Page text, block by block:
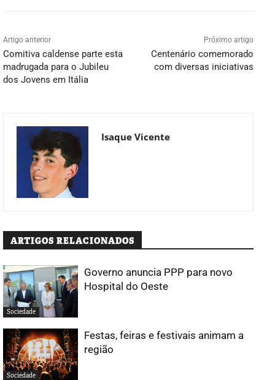
Artigo anterior
Comitiva caldense parte esta
madrugada para o Jubileu
dos Jovens em Itália
Próximo artigo
Centenário comemorado
com diversas iniciativas
Isaque Vicente
ARTIGOS RELACIONADOS
Sociedade
Governo anuncia PPP para novo
Hospital do Oeste
Sociedade
Festas, feiras e festivais animam a
região